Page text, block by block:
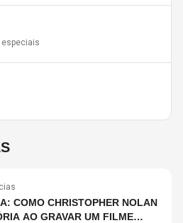
COMO CHRISTOPHER NOLAN
AO GRAVAR UM FILME